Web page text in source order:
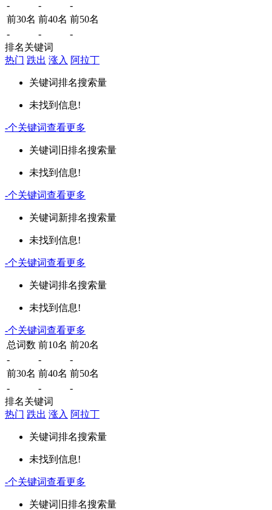
- -
-
前30名 前40名 前50名
-
-
-
排名关键词
热门 跌出 涨入 阿拉丁
关键词排名搜索量
未找到信息!
-个关键词查看更多
关键词 旧排名搜索量
未找到信息!
-个关键词查看更多
关键词新排名搜索量
未找到信息!
-个关键词查看更多
关键词排名搜索量
未找到信息!
-个关键词查看更多
总词数 前10名 前20名
-
-
-
前30名 前40名 前50名
-
-
-
排名关键词
热门 跌出 涨入 阿拉丁
关键词排名搜索量
未找到信息!
-个关键词查看更多
关键词 旧排名搜索量